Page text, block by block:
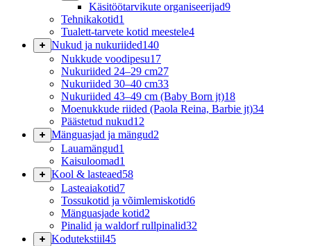
Käsitöötarvikute organiseerijad9
Tehnikakotid1
Tualett-tarvete kotid meestele4
Nukud ja nukuriided140
Nukkude voodipesu17
Nukuriided 24–29 cm27
Nukuriided 30–40 cm33
Nukuriided 43–49 cm (Baby Born jt)18
Moenukkude riided (Paola Reina, Barbie jt)34
Päästetud nukud12
Mänguasjad ja mängud2
Lauamängud1
Kaisuloomad1
Kool & lasteaed58
Lasteaiakotid7
Tossukotid ja võimlemiskotid6
Mänguasjade kotid2
Pinalid ja waldorf rullpinalid32
Kodutekstiil45